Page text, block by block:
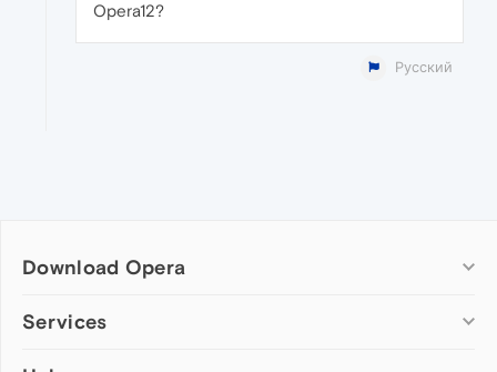
Opera12?
Русский
Download Opera
Computer browsers
Services